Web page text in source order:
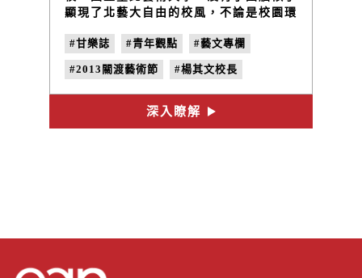
顯現了北藝大自由的校風，不論是校園環
術美感的結合，從山坡往下眺望便能清晰
看見一望無際的關渡平原，恣意在校園走
逛，處處都令人感到賞心悅目，校園內擺
置著許多藝術雕塑和公共藝術品，更讓整
個校園奔放出濃厚的藝術氣息。
#甘樂誌 #青年觀點 #藝文專欄
#2013關渡藝術節 #楊其文校長
#CROSSOVER #國立臺北藝術大學
#紀念
深入瞭解